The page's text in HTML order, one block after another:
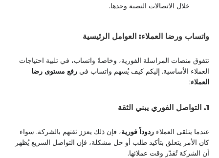
خلال الاتصالات النصية وحدها.
واتساب ورضا العملاء: العوامل الرئيسية
تتفوق منصات المراسلة الفورية، وخاصةً واتساب، في تلبية احتياجات
العملاء الأساسية. إليكم كيف يُسهم واتساب في رفع مستوى رضا
العملاء:
1. التواصل الفوري يبني الثقة
عندما يتلقى العملاء ردوداً فورية، فإن ذلك يعزز ثقتهم بالشركة. سواء
كان الأمر يتعلق بتأكيد طلب أو حل مشكلة، فإن التواصل السريع يُظهر
أن الشركة تُقدّر وقت عملائها.